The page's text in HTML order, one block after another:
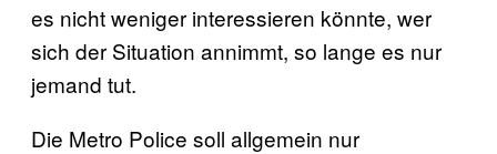
es nicht weniger interessieren könnte, wer
sich der Situation annimmt, so lange es nur
jemand tut.
Die Metro Police soll allgemein nur